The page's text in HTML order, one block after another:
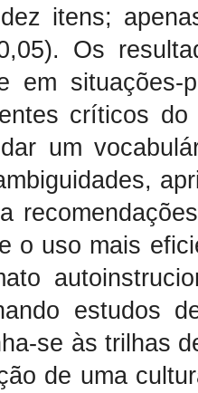
itens;
Os
em situações-
críticos
um
o uso mais
estudos
se às trilhas
de uma